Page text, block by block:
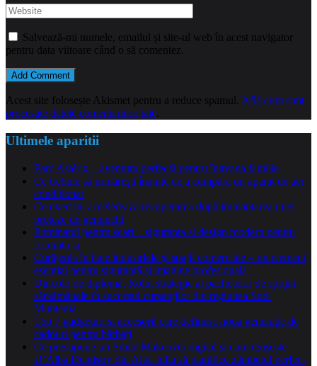
Salvează-mi numele, emailul și site-ul web în acest navigator
pentru data viitoare când o să comentez.
Acest site folosește Akismet pentru a reduce spamul. Află cum sunt
procesate datele comentariilor tale
Ultimele aparitii
Parc Astérix – aventura perfectă pentru întreaga familie
Ce trebuie să urmărești înainte de a cumpăra un aparat de aer
condiționat
Ce exerciții accelerează recuperarea după implantarea unei
proteze de genunchi
Iluminatul pentru scari – siguranta si design modern pentru
locuinta ta
Curățenia în hale industriale și spații comerciale – un element
esențial pentru siguranță și imagine profesională
Dincolo de diplomă: Rolul strategic al pachetelor de sprijin
săptămânale în succesul cursanților din regiunea Sud-
Muntenia
Top 7 gadgeturi și accesorii care definesc noua generație de
cadouri pentru bărbați
Ce presupune un Smile Makeover digital și cum reușește
D’Alba Dentistry din Alba Iulia să planifice zâmbetul perfect